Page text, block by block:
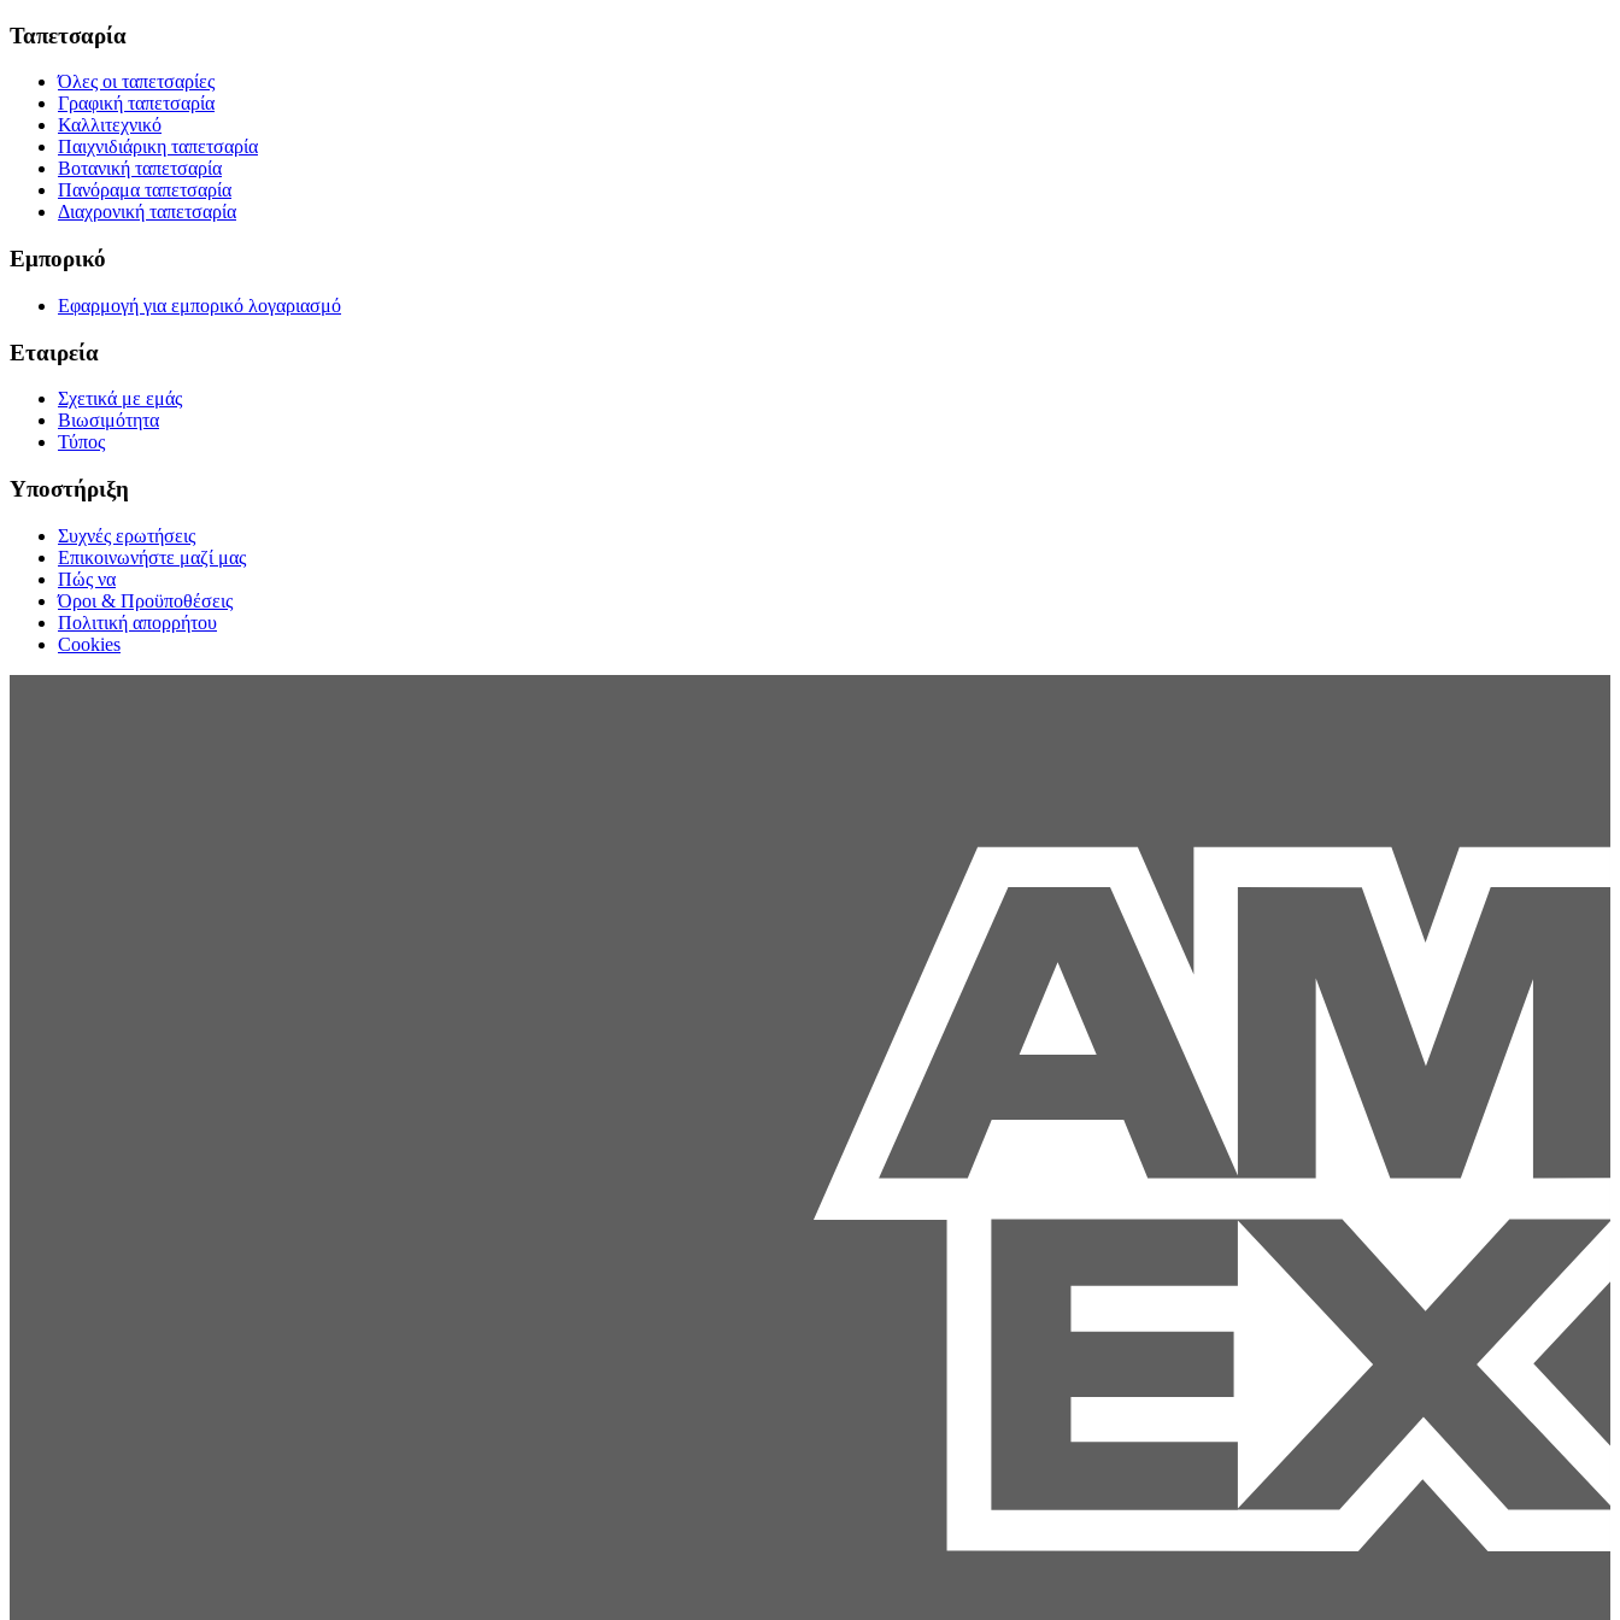
Ταπετσαρία
Όλες οι ταπετσαρίες
Γραφική ταπετσαρία
Καλλιτεχνικό
Παιχνιδιάρικη ταπετσαρία
Βοτανική ταπετσαρία
Πανόραμα ταπετσαρία
Διαχρονική ταπετσαρία
Εμπορικό
Εφαρμογή για εμπορικό λογαριασμό
Εταιρεία
Σχετικά με εμάς
Βιωσιμότητα
Τύπος
Υποστήριξη
Συχνές ερωτήσεις
Επικοινωνήστε μαζί μας
Πώς να
Όροι & Προϋποθέσεις
Πολιτική απορρήτου
Cookies